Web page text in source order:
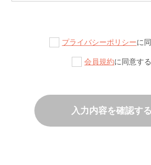
プライバシーポリシーに
会員規約に同意する
入力内容を確認する